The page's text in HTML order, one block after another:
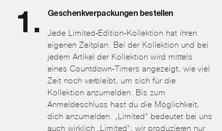
Geschenkverpackungen bestellen
Jede Limited-Edition-Kollektion hat ihren
eigenen Zeitplan. Bei der Kollektion und bei
jedem Artikel der Kollektion wird mittels
eines Countdown-Timers angezeigt, wie viel
Zeit noch verbleibt, um sich für die
Kollektion anzumelden. Bis zum
Anmeldeschluss hast du die Möglichkeit,
dich anzumelden. „Limited“ bedeutet bei uns
auch wirklich „Limited“; wir produzieren nur